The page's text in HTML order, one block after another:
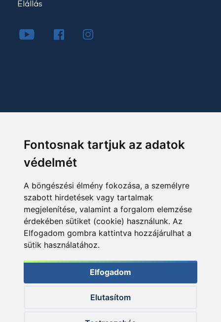
Fontosnak tartjuk az adatok
védelmét
A böngészési élmény fokozása, a személyre
szabott hirdetések vagy tartalmak
megjelenítése, valamint a forgalom elemzése
érdekében sütiket (cookie) használunk. Az
Elfogadom gombra kattintva hozzájárulhat a
sütik használatához.
Elfogadom
Elutasítom
Elállás